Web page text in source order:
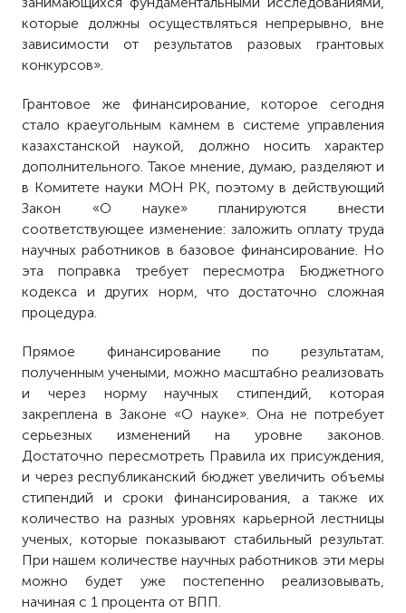
которые должны осуществляться непрерывно, вне
зависимости от результатов разовых грантовых
конкурсов».
Грантовое же финансирование, которое сегодня
стало краеугольным камнем в системе управления
казахстанской наукой, должно носить характер
дополнительного. Такое мнение, думаю, разделяют и
в Комитете науки МОН РК, поэтому в действующий
Закон «О науке» планируются внести
соответствующее изменение: заложить оплату труда
научных работников в базовое финансирование. Но
эта поправка требует пересмотра Бюджетного
кодекса и других норм, что достаточно сложная
процедура.
Прямое финансирование по результатам,
полученным учеными, можно масштабно реализовать
и через норму научных стипендий, которая
закреплена в Законе «О науке». Она не потребует
серьезных изменений на уровне законов.
Достаточно пересмотреть Правила их присуждения,
и через республиканский бюджет увеличить объемы
стипендий и сроки финансирования, а также их
количество на разных уровнях карьерной лестницы
ученых, которые показывают стабильный результат.
При нашем количестве научных работников эти меры
можно будет уже постепенно реализовывать,
начиная с 1 процента от ВПП.